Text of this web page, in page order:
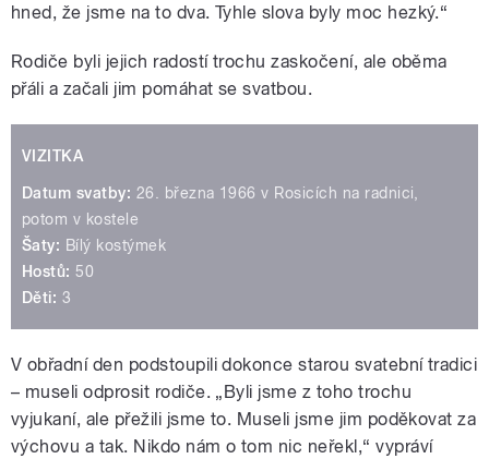
hned, že jsme na to dva. Tyhle slova byly moc hezký.“
Rodiče byli jejich radostí trochu zaskočení, ale oběma
přáli a začali jim pomáhat se svatbou.
VIZITKA
Datum svatby: 26. března 1966 v Rosicích na radnici,
potom v kostele
Šaty: Bílý kostýmek
Hostů: 50
Děti: 3
V obřadní den podstoupili dokonce starou svatební tradici
– museli odprosit rodiče. „Byli jsme z toho trochu
vyjukaní, ale přežili jsme to. Museli jsme jim poděkovat za
výchovu a tak. Nikdo nám o tom nic neřekl,“ vypráví